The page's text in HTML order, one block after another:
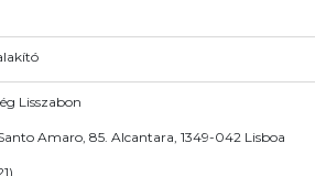
Lisszabon
Amaro, 85. Alcantara, 1349-042 Lisboa